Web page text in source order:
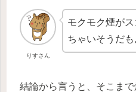
りすさん
モクモク煙が
ちゃいそうだも
結論から言うと、そこま